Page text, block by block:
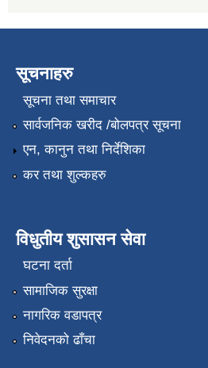
सूचनाहरु
सूचना तथा समाचार
सार्वजनिक खरीद /बोलपत्र सूचना
एन, कानुन तथा निर्देशिका
कर तथा शुल्कहरु
विधुतीय शुसासन सेवा
घटना दर्ता
सामाजिक सुरक्षा
नागरिक वडापत्र
निवेदनको ढाँचा